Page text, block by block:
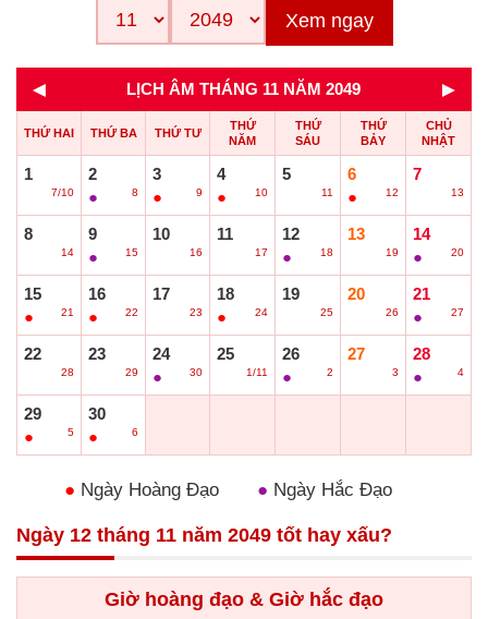
Xem ngay
◄ LỊCH ÂM THÁNG 11 NĂM 2049 ►
THỨ HAI THỨ BA THỨ TƯ
THỨ
NĂM
THỨ
SÁU
THỨ
BẢY
CHỦ
NHẬT
1
7/10
2
●
8
3
●
9
4
●
10
5
11
6
●
12
7
13
8
14
9
●
15
10
16
11
17
12
●
18
13
19
14
●
20
15
●
21
16
●
22
17
23
18
●
24
19
25
20
26
21
●
27
22
28
23
29
24
●
30
25
1/11
26
●
2
27
3
28
●
4
29
●
5
30
●
6
● Ngày Hoàng Đạo ● Ngày Hắc Đạo
Ngày 12 tháng 11 năm 2049 tốt hay xấu?
Giờ hoàng đạo & Giờ hắc đạo